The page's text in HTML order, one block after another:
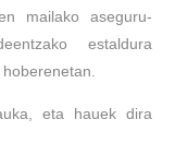
mailako aseguru-
estaldura
eta hauek dira